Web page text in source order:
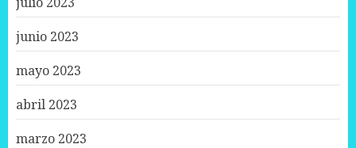
junio 2023
mayo 2023
abril 2023
marzo 2023